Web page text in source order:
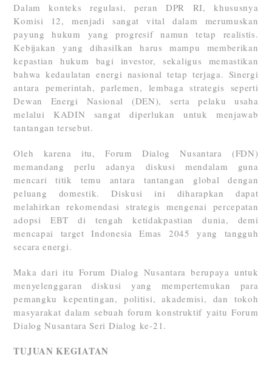
Dalam konteks regulasi, peran DPR RI, khususnya
Komisi 12, menjadi sangat vital dalam merumuskan
payung hukum yang progresif namun tetap realistis.
Kebijakan yang dihasilkan harus mampu memberikan
kepastian hukum bagi investor, sekaligus memastikan
bahwa kedaulatan energi nasional tetap terjaga. Sinergi
antara pemerintah, parlemen, lembaga strategis seperti
Dewan Energi Nasional (DEN), serta pelaku usaha
melalui KADIN sangat diperlukan untuk menjawab
tantangan tersebut.
Oleh karena itu, Forum Dialog Nusantara (FDN)
memandang perlu adanya diskusi mendalam guna
mencari titik temu antara tantangan global dengan
peluang domestik. Diskusi ini diharapkan dapat
melahirkan rekomendasi strategis mengenai percepatan
adopsi EBT di tengah ketidakpastian dunia, demi
mencapai target Indonesia Emas 2045 yang tangguh
secara energi.
Maka dari itu Forum Dialog Nusantara berupaya untuk
menyelenggaran diskusi yang mempertemukan para
pemangku kepentingan, politisi, akademisi, dan tokoh
masyarakat dalam sebuah forum konstruktif yaitu Forum
Dialog Nusantara Seri Dialog ke-21.
TUJUAN KEGIATAN